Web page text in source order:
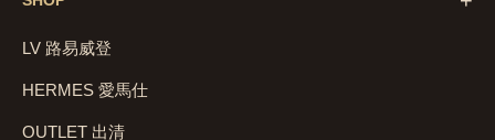
LV 路易威登
HERMES 愛馬仕
OUTLET 出清